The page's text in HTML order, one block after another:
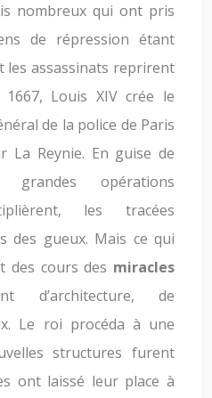
nombreux qui ont pris
de répression étant
les assassinats reprirent
Louis XIV crée le
de la police de Paris
Reynie. En guise de
grandes opérations
les tracées
des gueux. Mais ce qui
des cours des miracles
d’architecture, de
Le roi procéda à une
structures furent
ont laissé leur place à